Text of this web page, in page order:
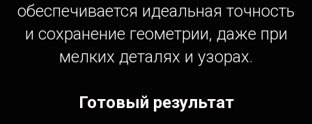
обеспечивается идеальная точность
и сохранение геометрии, даже при
мелких деталях и узорах.
Готовый результат